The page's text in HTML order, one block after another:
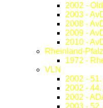
2002 -
2003 -
2008 -
2009 -
2010 -
Rheinland-
1972 -
VLN
2002 -
2002 -
2002 -
2003 -